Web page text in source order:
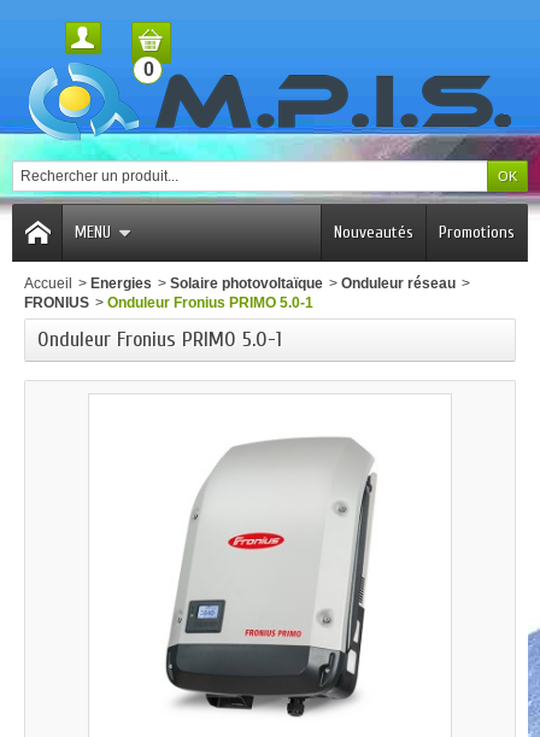
0
MENU Promotions
Nouveautés
Accueil > Energies > Solaire photovoltaïque > Onduleur réseau >
FRONIUS > Onduleur Fronius PRIMO 5.0-1
Onduleur Fronius PRIMO 5.0-1